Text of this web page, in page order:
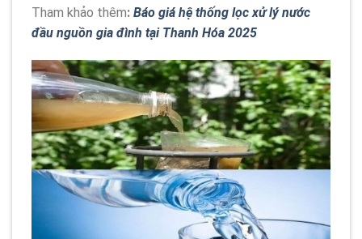
Tham khảo thêm: Báo giá hệ thống lọc xử lý nước
đầu nguồn gia đình tại Thanh Hóa 2025